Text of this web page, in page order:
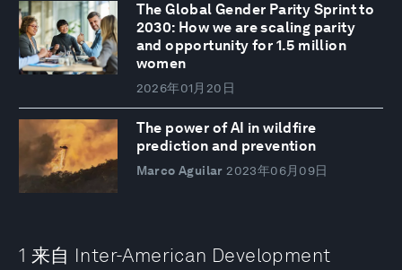
The Global Gender Parity Sprint to
2030: How we are scaling parity
and opportunity for 1.5 million
women
2026年01月20日
The power of AI in wildfire
prediction and prevention
Marco Aguilar 2023年06月09日
1 来自 Inter-American Development